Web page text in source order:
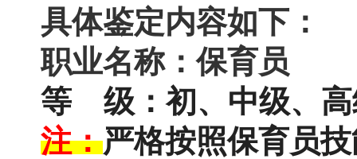
具体鉴定内容如下：
职业名称：保育员
等 级：初、中级、高
注：严格按照保育员